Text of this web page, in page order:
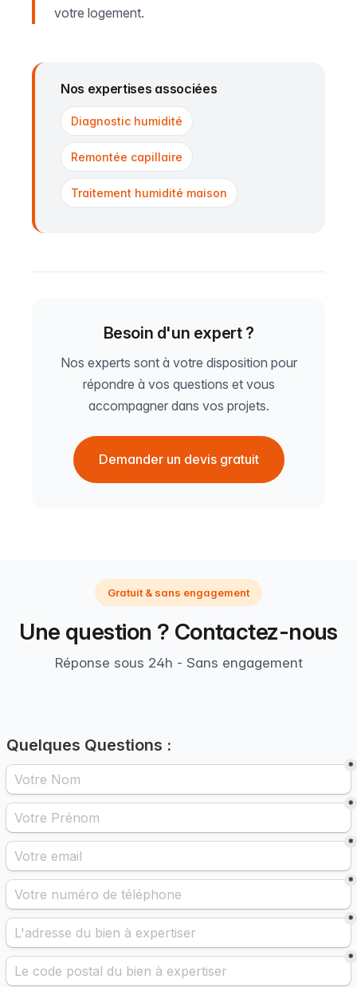
votre logement.
Nos expertises associées
Diagnostic humidité
Remontée capillaire
Traitement humidité maison
Besoin d'un expert ?
Nos experts sont à votre disposition pour
répondre à vos questions et vous
accompagner dans vos projets.
Demander un devis gratuit
Gratuit & sans engagement
Une question ? Contactez-nous
Réponse sous 24h - Sans engagement